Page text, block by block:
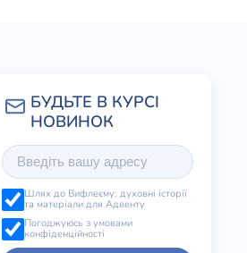
Шлях до Вифлеєму: духовні історії
та матеріали для Адвенту
Погоджуюсь з умовами
конфіденційності